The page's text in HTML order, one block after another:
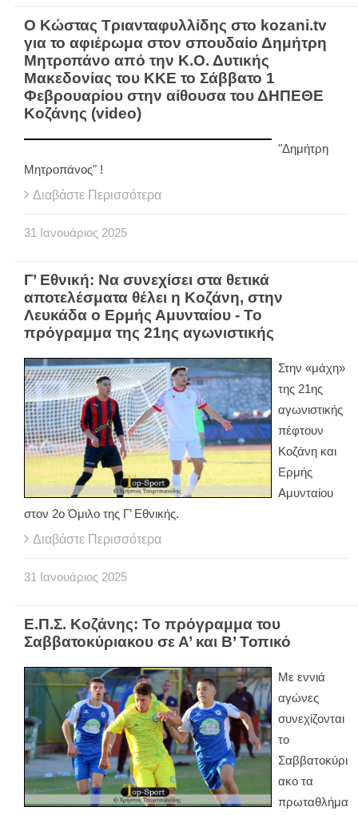
Ο Κώστας Τριανταφυλλίδης στο kozani.tv
για το αφιέρωμα στον σπουδαίο Δημήτρη
Μητροπάνο από την Κ.Ο. Δυτικής
Μακεδονίας του ΚΚΕ το Σάββατο 1
Φεβρουαρίου στην αίθουσα του ΔΗΠΕΘΕ
Κοζάνης (video)
"Δημήτρη
Μητροπάνος" !
Διαβάστε Περισσότερα
31 Ιανουάριος 2025
Γ’ Εθνική: Να συνεχίσει στα θετικά
αποτελέσματα θέλει η Κοζάνη, στην
Λευκάδα ο Ερμής Αμυνταίου - Το
πρόγραμμα της 21ης αγωνιστικής
Στην «μάχη»
της 21ης
αγωνιστικής
πέφτουν
Κοζάνη και
Ερμής
Αμυνταίου
στον 2ο Όμιλο της Γ’ Εθνικής.
Διαβάστε Περισσότερα
31 Ιανουάριος 2025
Ε.Π.Σ. Κοζάνης: Το πρόγραμμα του
Σαββατοκύριακου σε Α’ και Β’ Τοπικό
Με εννιά
αγώνες
συνεχίζονται
το
Σαββατοκύρι
ακο τα
πρωταθλήμα